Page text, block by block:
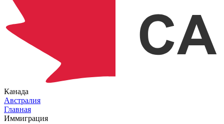
Канада
Австралия
Главная
Иммиграция